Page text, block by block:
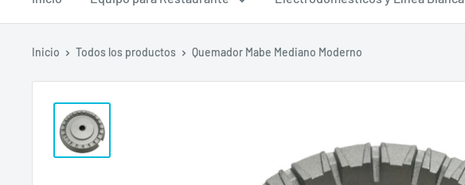
Inicio Todos los productos Quemador Mabe Mediano Moderno